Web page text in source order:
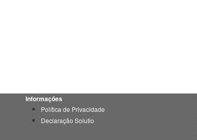
Informações
Política de Privacidade
Declaração Solutio